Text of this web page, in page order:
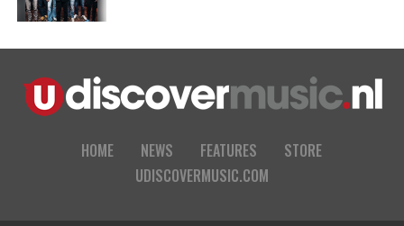
HOME NEWS FEATURES
STORE
UDISCOVERMUSIC.COM